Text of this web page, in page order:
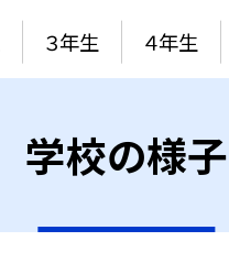
３年生 ４年生
学校の様子